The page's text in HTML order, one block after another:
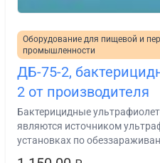
Оборудование для пищевой и
промышленности
ДБ-75-2,
2 от производителя
Бактерицидные
являются источником
установках по